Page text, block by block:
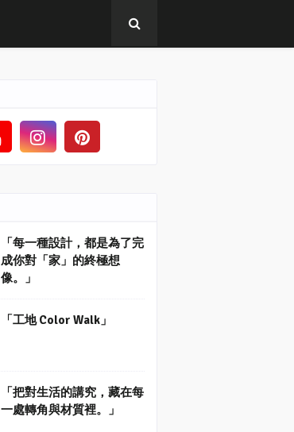
「每一種設計，都是為了完
成你對「家」的終極想
像。」
「工地 Color Walk」
「把對生活的講究，藏在每
一處轉角與材質裡。」